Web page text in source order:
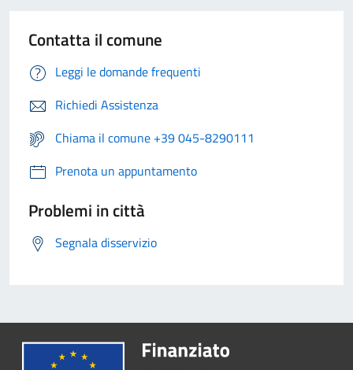
Contatta il comune
Leggi le domande frequenti
Richiedi Assistenza
Chiama il comune +39 045-8290111
Prenota un appuntamento
Problemi in città
Segnala disservizio